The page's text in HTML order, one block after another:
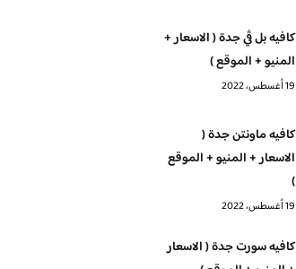
كافيه بل ڤي جدة ( الاسعار +
المنيو + الموقع )
19 أغسطس، 2022
كافيه ماونتن جدة (
الاسعار + المنيو + الموقع
)
19 أغسطس، 2022
كافيه سورت جدة ( الاسعار